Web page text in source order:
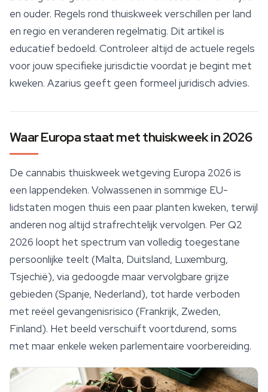
en ouder. Regels rond thuiskweek verschillen per land
en regio en veranderen regelmatig. Dit artikel is
educatief bedoeld. Controleer altijd de actuele regels
voor jouw specifieke jurisdictie voordat je begint met
kweken. Azarius geeft geen formeel juridisch advies.
Waar Europa staat met thuiskweek in 2026
De cannabis thuiskweek wetgeving Europa 2026 is
een lappendeken. Volwassenen in sommige EU-
lidstaten mogen thuis een paar planten kweken, terwijl
anderen nog altijd strafrechtelijk vervolgen. Per Q2
2026 loopt het spectrum van volledig toegestane
persoonlijke teelt (Malta, Duitsland, Luxemburg,
Tsjechië), via gedoogde maar vervolgbare grijze
gebieden (Spanje, Nederland), tot harde verboden
met reëel gevangenisrisico (Frankrijk, Zweden,
Finland). Het beeld verschuift voortdurend, soms
met maar enkele weken parlementaire voorbereiding.